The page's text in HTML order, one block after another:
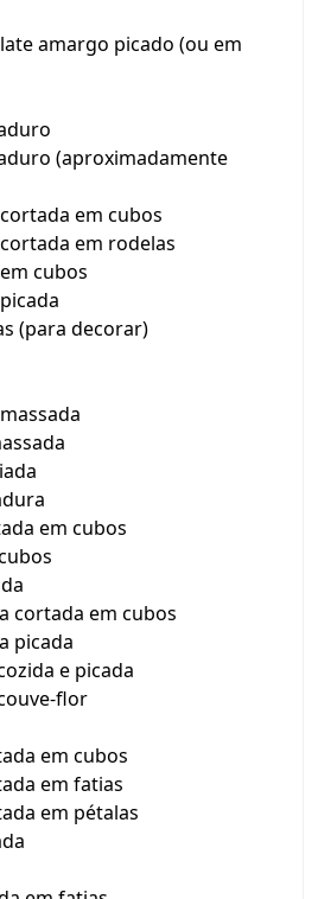
amargo picado (ou em
(aproximadamente
em cubos
em rodelas
cubos
(para decorar)
em cubos
cortada em cubos
picada
e picada
flor
em cubos
em fatias
em pétalas